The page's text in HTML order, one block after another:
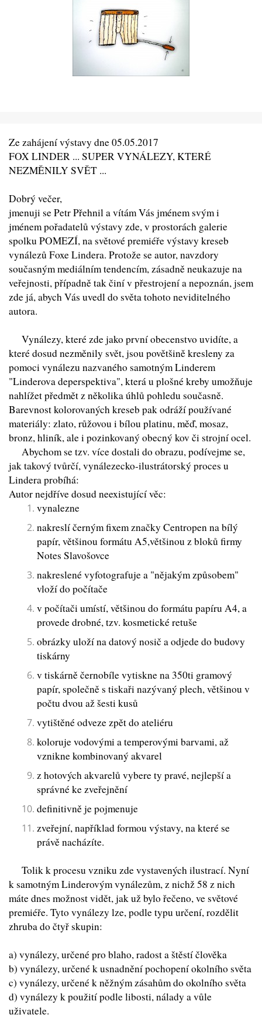
Ze zahájení výstavy dne 05.05.2017
FOX LINDER ... SUPER VYNÁLEZY, KTERÉ
NEZMĚNILY SVĚT ...
Dobrý večer,
jmenuji se Petr Přehnil a vítám Vás jménem svým i
jménem pořadatelů výstavy zde, v prostorách galerie
spolku POMEZÍ, na světové premiéře výstavy kreseb
vynálezů Foxe Lindera. Protože se autor, navzdory
současným mediálním tendencím, zásadně neukazuje na
veřejnosti, případně tak činí v přestrojení a nepoznán, jsem
zde já, abych Vás uvedl do světa tohoto neviditelného
autora.
Vynálezy, které zde jako první obecenstvo uvidíte, a
které dosud nezměnily svět, jsou povětšině kresleny za
pomoci vynálezu nazvaného samotným Linderem
"Linderova deperspektiva", která u plošné kreby umožňuje
nahlížet předmět z několika úhlů pohledu současně.
Barevnost kolorovaných kreseb pak odráží používané
materiály: zlato, růžovou i bílou platinu, měď, mosaz,
bronz, hliník, ale i pozinkovaný obecný kov či strojní ocel.
Abychom se tzv. více dostali do obrazu, podívejme se,
jak takový tvůrčí, vynálezecko-ilustrátorský proces u
Lindera probíhá:
Autor nejdříve dosud neexistující věc:
vynalezne
nakreslí černým fixem značky Centropen na bílý
papír, většinou formátu A5,většinou z bloků firmy
Notes Slavošovce
nakreslené vyfotografuje a "nějakým způsobem"
vloží do počítače
v počítači umístí, většinou do formátu papíru A4, a
provede drobné, tzv. kosmetické retuše
obrázky uloží na datový nosič a odjede do budovy
tiskárny
v tiskárně černobíle vytiskne na 350ti gramový
papír, společně s tiskaři nazývaný plech, většinou v
počtu dvou až šesti kusů
vytištěné odveze zpět do ateliéru
koloruje vodovými a temperovými barvami, až
vznikne kombinovaný akvarel
z hotových akvarelů vybere ty pravé, nejlepší a
správné ke zveřejnění
definitivně je pojmenuje
zveřejní, například formou výstavy, na které se
právě nacházíte.
Tolik k procesu vzniku zde vystavených ilustrací. Nyní
k samotným Linderovým vynálezům, z nichž 58 z nich
máte dnes možnost vidět, jak už bylo řečeno, ve světové
premiéře. Tyto vynálezy lze, podle typu určení, rozdělit
zhruba do čtyř skupin:
a) vynálezy, určené pro blaho, radost a štěstí člověka
b) vynálezy, určené k usnadnění pochopení okolního světa
c) vynálezy, určené k něžným zásahům do okolního světa
d) vynálezy k použití podle libosti, nálady a vůle
uživatele.